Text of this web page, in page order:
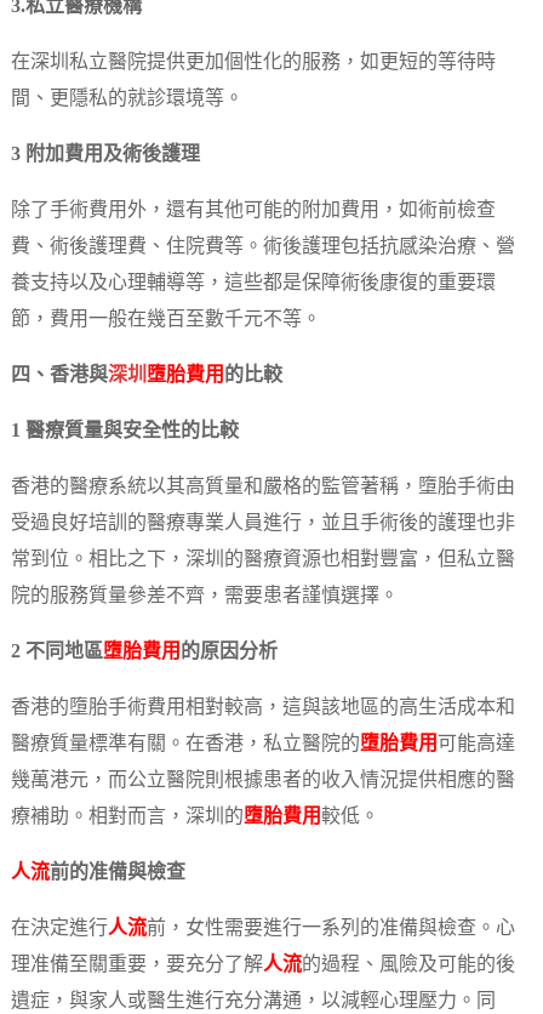
3.私立醫療機構
在深圳私立醫院提供更加個性化的服務，如更短的等待時
間、更隱私的就診環境等。
3 附加費用及術後護理
除了手術費用外，還有其他可能的附加費用，如術前檢查
費、術後護理費、住院費等。術後護理包括抗感染治療、營
養支持以及心理輔導等，這些都是保障術後康復的重要環
節，費用一般在幾百至數千元不等。
四、香港與深圳 墮胎費用 的比較
1 醫療質量與安全性的比較
香港的醫療系統以其高質量和嚴格的監管著稱，墮胎手術由
受過良好培訓的醫療專業人員進行，並且手術後的護理也非
常到位。相比之下，深圳的醫療資源也相對豐富，但私立醫
院的服務質量參差不齊，需要患者謹慎選擇。
2 不同地區墮胎費用 的原因分析
香港的墮胎手術費用相對較高，這與該地區的高生活成本和
醫療質量標準有關。在香港，私立醫院的墮胎費用 可能高達
幾萬港元，而公立醫院則根據患者的收入情況提供相應的醫
療補助。相對而言，深圳的墮胎費用較低。
人流前的准備與檢查
在決定進行人流前，女性需要進行一系列的准備與檢查。心
理准備至關重要，要充分了解人流的過程、風險及可能的後
遺症，與家人或醫生進行充分溝通，以減輕心理壓力。同